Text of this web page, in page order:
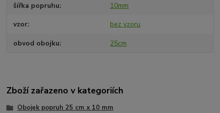
šířka popruhu 10mm
vzor bez vzoru
obvod obojku 25cm
Zboží zařazeno v kategoriích
Obojek popruh 25 cm x 10 mm